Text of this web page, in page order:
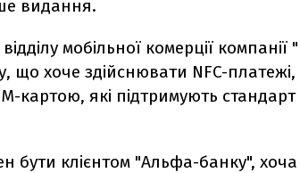
видання.
мобільної комерції компанії
що хоче здійснювати NFC-платежі,
картою, які підтримують стандарт
бути клієнтом "Альфа-банку", хоча